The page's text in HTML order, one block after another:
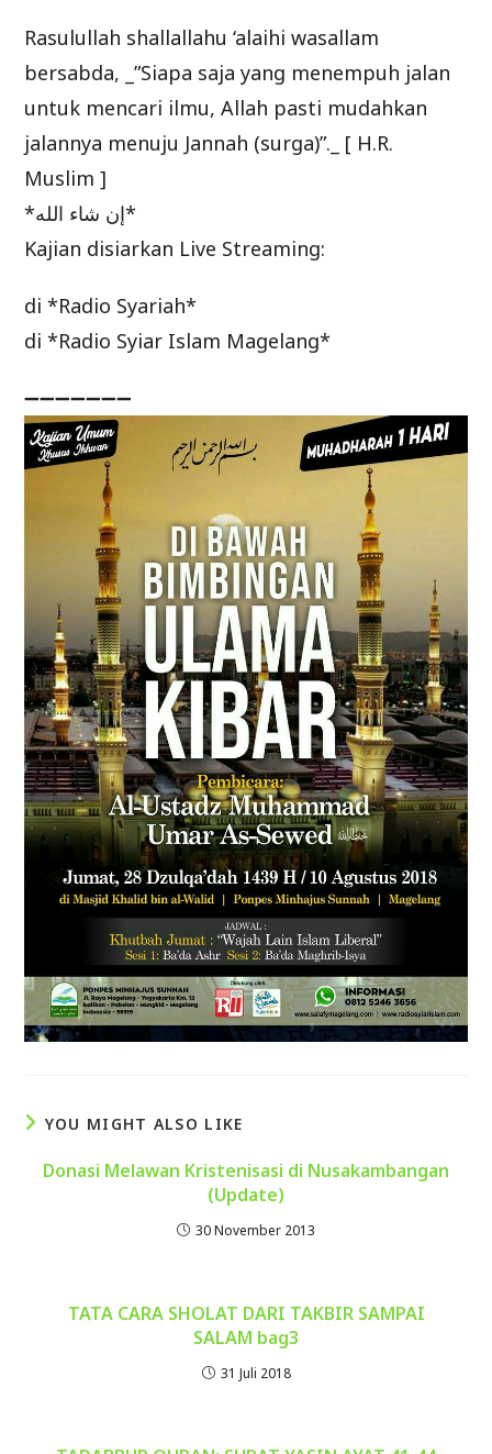
Rasulullah shallallahu ‘alaihi wasallam
bersabda, _”Siapa saja yang menempuh jalan
untuk mencari ilmu, Allah pasti mudahkan
jalannya menuju Jannah (surga)”._ [ H.R.
Muslim ]
*إن شاء الله*
Kajian disiarkan Live Streaming:
di *Radio Syariah*
di *Radio Syiar Islam Magelang*
➖➖➖➖➖➖➖
YOU MIGHT ALSO LIKE
Donasi Melawan Kristenisasi di Nusakambangan
(Update)
30 November 2013
TATA CARA SHOLAT DARI TAKBIR SAMPAI
SALAM bag3
31 Juli 2018